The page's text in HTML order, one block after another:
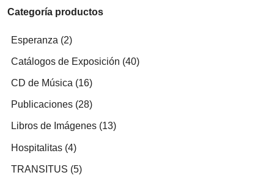
Categoría productos
Esperanza 22
Catálogos de Exposición 4040
CD de Música 1616
Publicaciones 2828
Libros de Imágenes 1313
Hospitalitas 44
TRANSITUS 55